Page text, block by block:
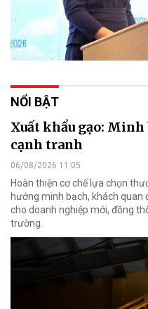
NỔI BẬT
Xuất khẩu gạo: Minh
cạnh tranh
06/08/2026 11:05
Hoàn thiện cơ chế lựa chọn
hướng minh bạch, khách quan
cho doanh nghiệp mới, đồng
trường.